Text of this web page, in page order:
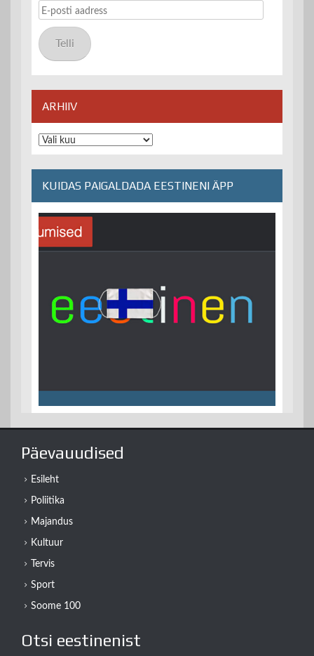
E-
posti
aadress
Telli
ARHIIV
Arhiiv
KUIDAS PAIGALDADA EESTINENI ÄPP
Päevauudised
Esileht
Poliitika
Majandus
Kultuur
Tervis
Sport
Soome 100
Otsi eestinenist